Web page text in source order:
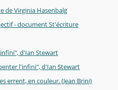
de Virginia Hasenbalg
- document St'écriture
d'Ian Stewart
l'infini", d'Ian Stewart
errent, en couleur. (Jean Brini)